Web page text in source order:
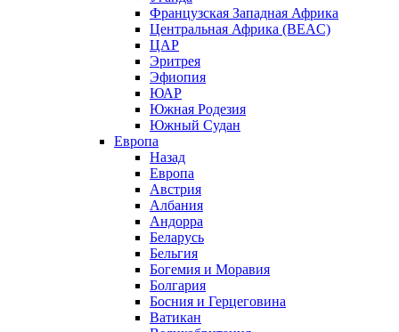
Французская Западная Африка
Центральная Африка (BEAC)
ЦАР
Эритрея
Эфиопия
ЮАР
Южная Родезия
Южный Судан
Европа
Назад
Европа
Австрия
Албания
Андорра
Беларусь
Бельгия
Богемия и Моравия
Болгария
Босния и Герцеговина
Ватикан